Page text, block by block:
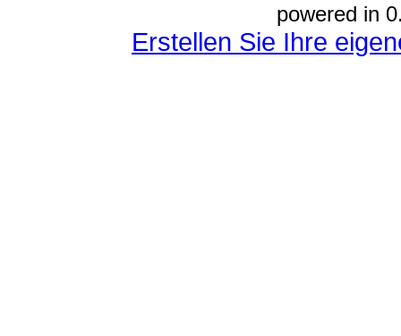
powered in
Erstellen Sie Ihre